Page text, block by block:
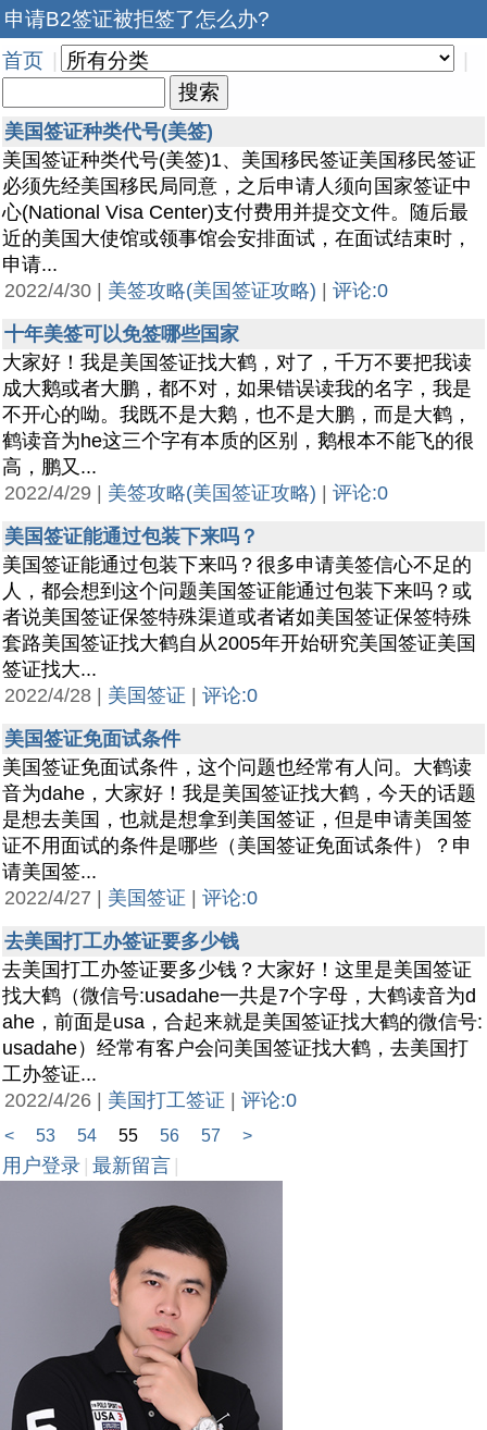
申请B2签证被拒签了怎么办?
首页
美国签证种类代号(美签)
美国签证种类代号(美签)1、美国移民签证美国移民签证
必须先经美国移民局同意，之后申请人须向国家签证中
心(National Visa Center)支付费用并提交文件。随后最
近的美国大使馆或领事馆会安排面试，在面试结束时，
申请...
2022/4/30 | 美签攻略(美国签证攻略)
评论:0
十年美签可以免签哪些国家
大家好！我是美国签证找大鹤，对了，千万不要把我读
成大鹅或者大鹏，都不对，如果错误读我的名字，我是
不开心的呦。我既不是大鹅，也不是大鹏，而是大鹤，
鹤读音为he这三个字有本质的区别，鹅根本不能飞的很
高，鹏又...
2022/4/29 | 美签攻略(美国签证攻略)
评论:0
美国签证能通过包装下来吗？
美国签证能通过包装下来吗？很多申请美签信心不足的
人，都会想到这个问题美国签证能通过包装下来吗？或
者说美国签证保签特殊渠道或者诸如美国签证保签特殊
套路美国签证找大鹤自从2005年开始研究美国签证美国
签证找大...
2022/4/28 | 美国签证
评论:0
美国签证免面试条件
美国签证免面试条件，这个问题也经常有人问。大鹤读
音为dahe，大家好！我是美国签证找大鹤，今天的话题
是想去美国，也就是想拿到美国签证，但是申请美国签
证不用面试的条件是哪些（美国签证免面试条件）？申
请美国签...
2022/4/27 | 美国签证
评论:0
去美国打工办签证要多少钱
去美国打工办签证要多少钱？大家好！这里是美国签证
找大鹤（微信号:usadahe一共是7个字母，大鹤读音为d
ahe，前面是usa，合起来就是美国签证找大鹤的微信号:
usadahe）经常有客户会问美国签证找大鹤，去美国打
工办签证...
2022/4/26 | 美国打工签证 评论:0
< 53 54 55 56 57 >
用户登录 最新留言